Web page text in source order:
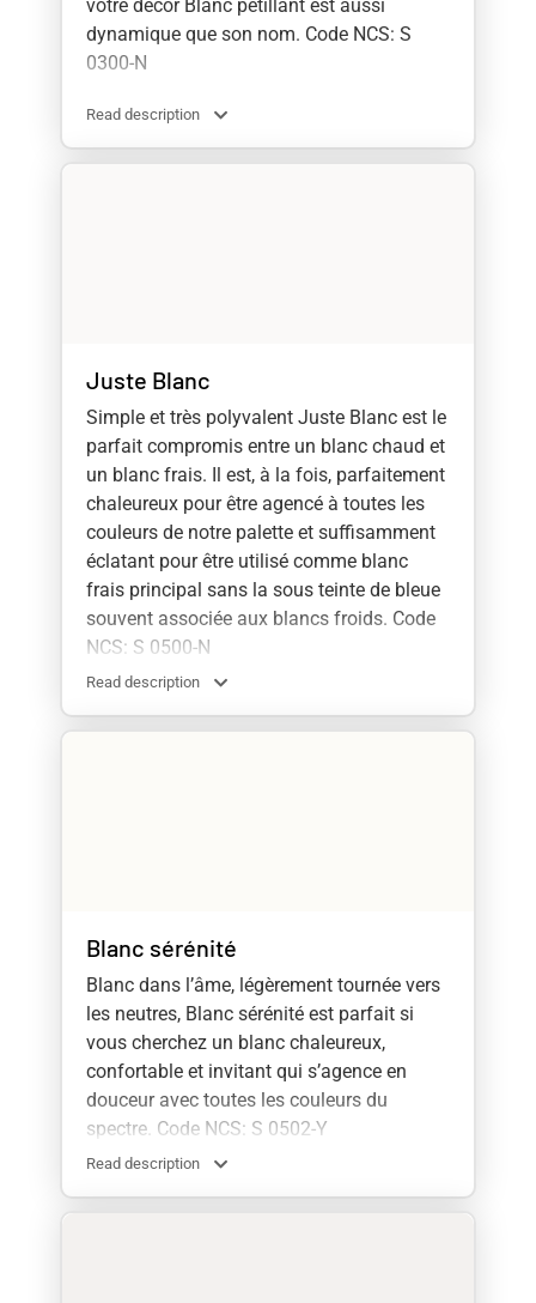
votre décor Blanc pétillant est aussi
dynamique que son nom. Code NCS: S
0300-N
Read description
Juste Blanc
Simple et très polyvalent Juste Blanc est le
parfait compromis entre un blanc chaud et
un blanc frais. Il est, à la fois, parfaitement
chaleureux pour être agencé à toutes les
couleurs de notre palette et suffisamment
éclatant pour être utilisé comme blanc
frais principal sans la sous teinte de bleue
souvent associée aux blancs froids. Code
NCS: S 0500-N
Read description
Blanc sérénité
Blanc dans l’âme, légèrement tournée vers
les neutres, Blanc sérénité est parfait si
vous cherchez un blanc chaleureux,
confortable et invitant qui s’agence en
douceur avec toutes les couleurs du
spectre. Code NCS: S 0502-Y
Read description